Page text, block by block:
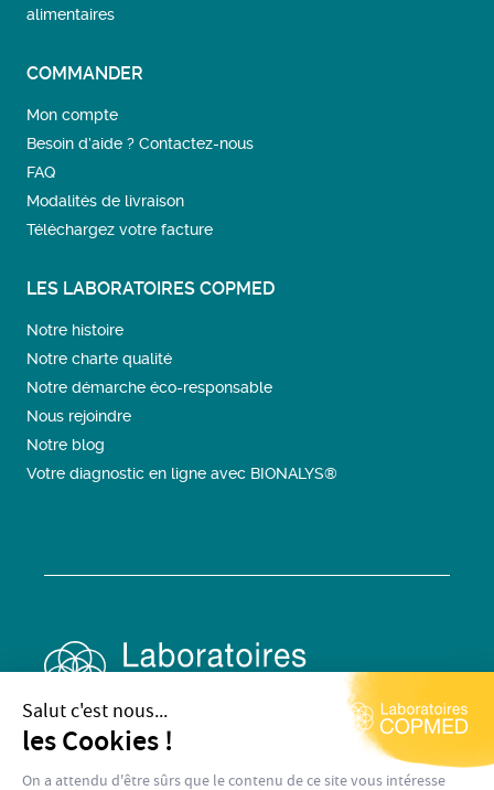
Salut c'est nous...
les Cookies !
On a attendu d'être sûrs que le contenu de ce site vous intéresse
alimentaires
COMMANDER
Mon compte
Besoin d’aide ? Contactez-nous
FAQ
Modalités de livraison
Téléchargez votre facture
LES LABORATOIRES COPMED
Notre histoire
Notre charte qualité
Notre démarche éco-responsable
Nous rejoindre
Notre blog
Votre diagnostic en ligne avec BIONALYS®